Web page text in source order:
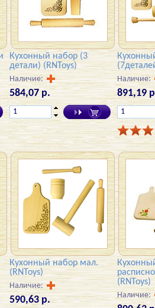
Кухонный набор (3
детали) (RNToys)
Наличие:
584,07 р.
Наличие:
891,19
Кухонный набор мал.
(RNToys)
Наличие:
590,63 р.
(RNToys)
Наличие: